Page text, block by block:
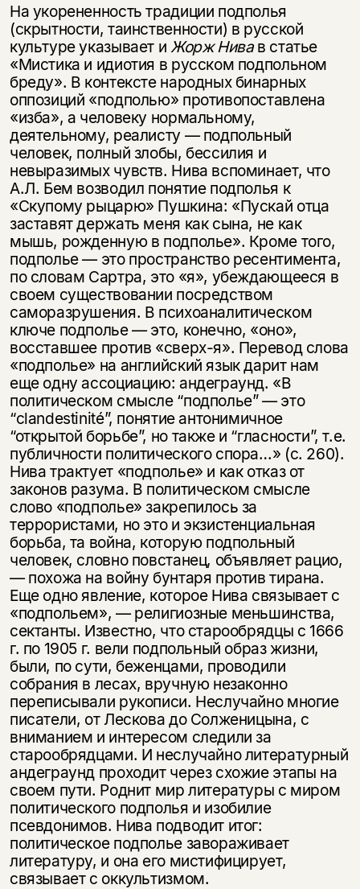
На укорененность традиции подполья
(скрытности, таинственности) в русской
культуре указывает и Жорж Нивав статье
«Мистика и идиотия в русском подпольном
бреду». В контексте народных бинарных
оппозиций «подполью» противопоставлена
«изба», а человеку нормальному,
деятельному, реалисту — подпольный
человек, полный злобы, бессилия и
невыразимых чувств. Нива вспоминает, что
А.Л. Бем возводил понятие подполья к
«Скупому рыцарю» Пушкина: «Пускай отца
заставят держать меня как сына, не как
мышь, рожденную в подполье». Кроме того,
подполье — это пространство ресентимента,
по словам Сартра, это «я», убеждающееся в
своем существовании посредством
саморазрушения. В психоаналитическом
ключе подполье — это, конечно, «оно»,
восставшее против «сверх-я». Перевод слова
«подполье» на английский язык дарит нам
еще одну ассоциацию: андеграунд. «В
политическом смысле “подполье” — это
“clandestinité”, понятие антонимичное
“открытой борьбе”, но также и “гласности”, т.е.
публичности политического спора…» (с. 260).
Нива трактует «подполье» и как отказ от
законов разума. В политическом смысле
слово «подполье» закрепилось за
террористами, но это и экзистенциальная
борьба, та война, которую подпольный
человек, словно повстанец, объявляет рацио,
— похожа на войну бунтаря против тирана.
Еще одно явление, которое Нива связывает с
«подпольем», — религиозные меньшинства,
сектанты. Известно, что старообрядцы с 1666
г. по 1905 г. вели подпольный образ жизни,
были, по сути, беженцами, проводили
собрания в лесах, вручную незаконно
переписывали рукописи. Неслучайно многие
писатели, от Лескова до Солженицына, с
вниманием и интересом следили за
старообрядцами. И неслучайно литературный
андеграунд проходит через схожие этапы на
своем пути. Роднит мир литературы с миром
политического подполья и изобилие
псевдонимов. Нива подводит итог:
политическое подполье завораживает
литературу, и она его мистифицирует,
связывает с оккультизмом.